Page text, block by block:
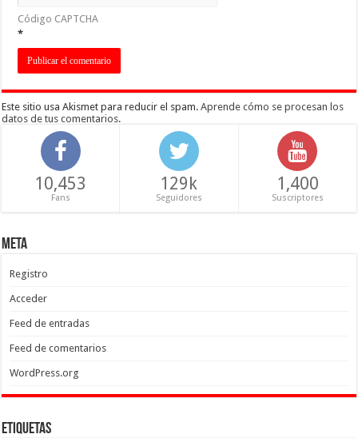
Código CAPTCHA
*
Este sitio usa Akismet para reducir el spam.Aprende cómo se procesan los
datos de tus comentarios.
10,453
Fans
129k
Seguidores
1,400
Suscriptores
Meta
Registro
Acceder
Feed de entradas
Feed de comentarios
WordPress.org
Etiquetas